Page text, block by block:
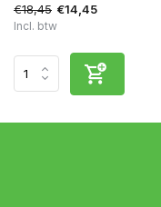
€18,45 €14,45
Incl. btw